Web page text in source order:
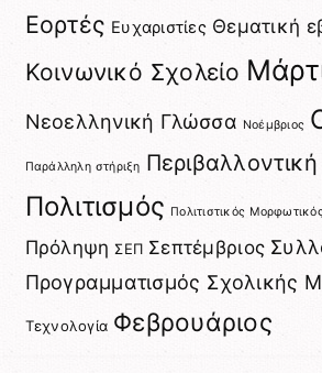
Εορτές Ευχαριστίες Θεματική
Κοινωνικό Σχολείο
Νεοελληνική Γλώσσα Νοέμβριος
Παράλληλη στήριξη
Πολιτισμός Πολιτιστικός
Πρόληψη ΣΕΠ Σεπτέμβριος
Προγραμματισμός Σχολικής
Τεχνολογία Φεβρουάριος